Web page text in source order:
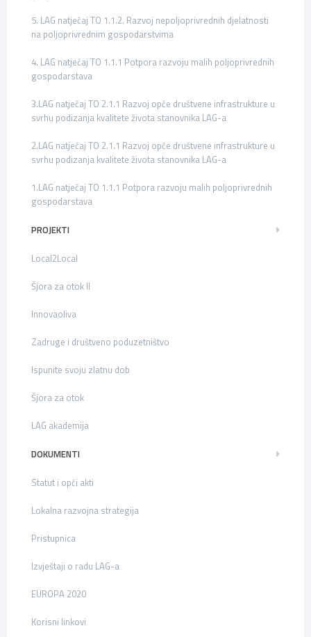
5. LAG natječaj TO 1.1.2. Razvoj nepoljoprivrednih djelatnosti
na poljoprivrednim gospodarstvima
4. LAG natječaj TO 1.1.1 Potpora razvoju malih poljoprivrednih
gospodarstava
3.LAG natječaj TO 2.1.1 Razvoj opće društvene infrastrukture u
svrhu podizanja kvalitete života stanovnika LAG-a
2.LAG natječaj TO 2.1.1 Razvoj opće društvene infrastrukture u
svrhu podizanja kvalitete života stanovnika LAG-a
1.LAG natječaj TO 1.1.1 Potpora razvoju malih poljoprivrednih
gospodarstava
PROJEKTI
Local2Local
Šjora za otok II
Innovaoliva
Zadruge i društveno poduzetništvo
Ispunite svoju zlatnu dob
Šjora za otok
LAG akademija
DOKUMENTI
Statut i opći akti
Lokalna razvojna strategija
Pristupnica
Izvještaji o radu LAG-a
EUROPA 2020
Korisni linkovi